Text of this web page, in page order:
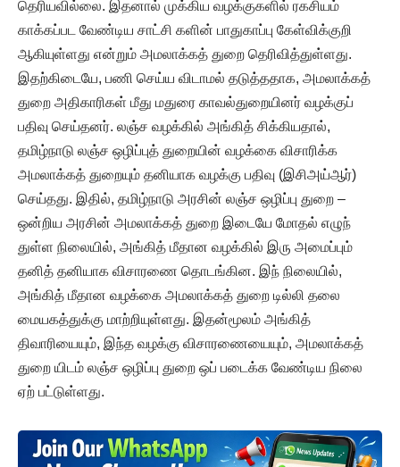
தெரியவில்லை. இதனால் முக்கிய வழக்குகளில் ரகசியம்
காக்கப்பட வேண்டிய சாட்சி களின் பாதுகாப்பு கேள்விக்குறி
ஆகியுள்ளது என்றும் அமலாக்கத் துறை தெரிவித்துள்ளது.
இதற்கிடையே, பணி செய்ய விடாமல் தடுத்ததாக, அமலாக்கத்
துறை அதிகாரிகள் மீது மதுரை காவல்துறையினர் வழக்குப்
பதிவு செய்தனர். லஞ்ச வழக்கில் அங்கித் சிக்கியதால்,
தமிழ்நாடு லஞ்ச ஒழிப்புத் துறையின் வழக்கை விசாரிக்க
அமலாக்கத் துறையும் தனியாக வழக்கு பதிவு (இசிஅய்ஆர்)
செய்தது. இதில், தமிழ்நாடு அரசின் லஞ்ச ஒழிப்பு துறை –
ஒன்றிய அரசின் அமலாக்கத் துறை இடையே மோதல் எழுந்
துள்ள நிலையில், அங்கித் மீதான வழக்கில் இரு அமைப்பும்
தனித் தனியாக விசாரணை தொடங்கின. இந் நிலையில்,
அங்கித் மீதான வழக்கை அமலாக்கத் துறை டில்லி தலை
மையகத்துக்கு மாற்றியுள்ளது. இதன்மூலம் அங்கித்
திவாரியையும், இந்த வழக்கு விசாரணையையும், அமலாக்கத்
துறை யிடம் லஞ்ச ஒழிப்பு துறை ஒப் படைக்க வேண்டிய நிலை
ஏற் பட்டுள்ளது.